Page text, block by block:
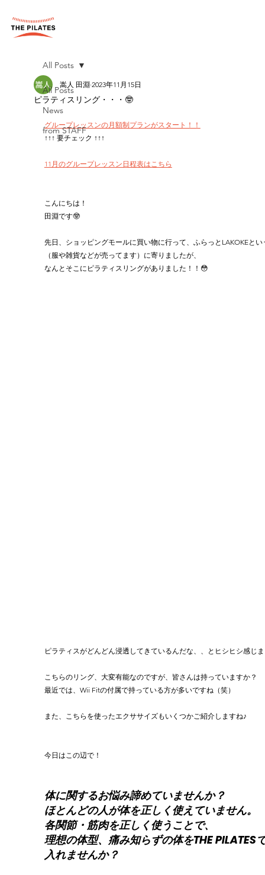
All Posts
News
from STAFF
All Posts
ピラティスリング・・・🤓
嵩人 田淵 2023年11月15日
グループレッスンの月額制プランがスタート！！
↑↑↑ 要チェック ↑↑↑
11月のグループレッスン日程表はこちら
こんにちは！
田淵です🤓
先日、ショッピングモールに買い物に行って、ふらっとLAKOKEとい
（服や雑貨などが売ってます）に寄りましたが、
なんとそこにピラティスリングがありました！！😳
ピラティスがどんどん浸透してきているんだな、、とヒシヒシ感じ
こちらのリング、大変有能なのですが、皆さんは持っていますか？
最近では、Wii Fitの付属で持っている方が多いですね（笑）
また、こちらを使ったエクササイズもいくつかご紹介しますね♪
今日はこの辺で！
体に関するお悩み諦めていませんか？
ほとんどの人が体を正しく使えていません。
各関節・筋肉を正しく使うことで、
理想の体型、痛み知らずの体をTHE PILATES
入れませんか？